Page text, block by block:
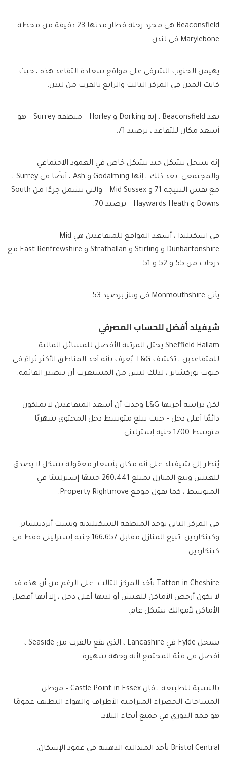
Beaconsfield هي مجرد رحلة قطار مدتها 23 دقيقة من محطة
Marylebone في لندن.
يهيمن الجنوب الشرقي على مواقع سعادة التقاعد هذه ، حيث
كانت المدن في المركز الثالث والرابع بالقرب من لندن.
بعد Beaconsfield ، إنه Dorking و Horley – منطقة Surrey – هو
أسعد مكان للتقاعد ، برصيد 71.
إنه يسجل بشكل جيد بشكل خاص في العمود الاجتماعي
والمجتمعي. بعد ذلك ، إنها Godalming و Ash ، أيضًا في Surrey ،
مع نفس النتيجة 71 و Mid Sussex – والتي تشمل جزءًا من South
Downs و Haywards Heath – برصيد 70.
في اسكتلندا ، أسعد المواقع للمتقاعدين هي Mid
Dunbartonshire و Stirling و Strathallan و East Renfrewshire مع
درجات من 55 و 52 و 51.
يأتي Monmouthshire في ويلز برصيد 53.
شيفيلد أفضل للحساب المصرفي
Sheffield Hallam يحتل المرتبة الأفضل للمسائل المالية
للمتقاعدين ، تكشف L&G. يُعرف بأنه أحد المناطق الأكثر ثراءً في
جنوب يوركشاير ، لذلك ليس من المستغرب أن تتصدر القائمة.
لكن دراسة أجرتها L&G وجدت أن أسعد المتقاعدين لا يملكون
دائمًا أعلى دخل – حيث يبلغ متوسط دخل المحتوى شهريًا
متوسط 1700 جنيه إسترليني.
يُنظر إلى شيفيلد على أنه مكان بأسعار معقولة بشكل لا يصدق
للعيش وبيع المنازل بمبلغ 260،441 جنيهًا إسترلينيًا في
المتوسط ، كما يقول موقع Property Rightmove.
في المركز الثاني توجد المنطقة الاسكتلندية ويست أبردينشاير
وكينكاردين. تبيع المنازل مقابل 166،657 جنيه إسترليني فقط في
كينكاردين.
Tatton in Cheshire يأخذ المركز الثالث. على الرغم من أن هذه قد
لا تكون أرخص الأماكن للعيش أو لديها أعلى دخل ، إلا أنها أفضل
الأماكن لأموالك بشكل عام.
يسجل Fylde في Lancashire ، الذي يقع بالقرب من Seaside ،
أفضل في فئة المجتمع لأنه وجهة شهيرة.
بالنسبة للطبيعة ، فإن Castle Point in Essex – موطن
المساحات الخضراء المترامية الأطراف والهواء النظيف عمومًا –
هو قمة الدوري في جميع أنحاء البلاد.
Bristol Central يأخذ الميدالية الذهبية في عمود الإسكان.